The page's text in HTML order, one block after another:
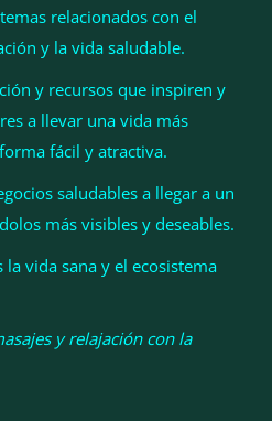
cambia de objetivo: la
a la clásica
relacionados con el
y la vida saludable.
y recursos que inspiren y
a llevar una vida más
fácil y atractiva.
saludables a llegar a un
más visibles y deseables.
vida sana y el ecosistema
y relajación con la